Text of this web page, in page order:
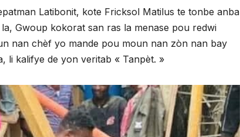
Latibonit, kote Fricksol Matilus te tonbe anba
Gwoup kokorat san ras la menase pou redwi
nan chèf yo mande pou moun nan zòn nan bay
li kalifye de yon veritab « Tanpèt. »